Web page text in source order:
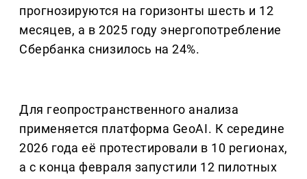
прогнозируются на горизонты шесть и 12
месяцев, а в 2025 году энергопотребление
Сбербанка снизилось на 24%.
Для геопространственного анализа
применяется платформа GeoAI. К середине
2026 года её протестировали в 10 регионах,
а с конца февраля запустили 12 пилотных